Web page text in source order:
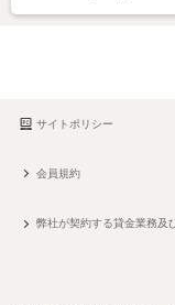
サイトポリシー
会員規約
弊社が契約する貸金業務及